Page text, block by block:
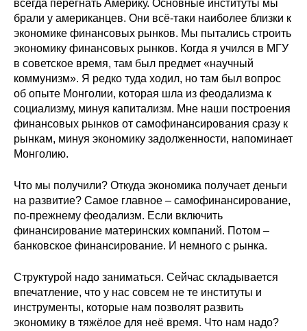
всегда перегнать Америку. Основные институты мы
брали у американцев. Они всё-таки наиболее близки к
экономике финансовых рынков. Мы пытались строить
экономику финансовых рынков. Когда я учился в МГУ
в советское время, там был предмет «научный
коммунизм». Я редко туда ходил, но там был вопрос
об опыте Монголии, которая шла из феодализма к
социализму, минуя капитализм. Мне наши построения
финансовых рынков от самофинансирования сразу к
рынкам, минуя экономику задолженности, напоминает
Монголию.
Что мы получили? Откуда экономика получает деньги
на развитие? Самое главное – самофинансирование,
по-прежнему феодализм. Если включить
финансирование материнских компаний. Потом –
банковское финансирование. И немного с рынка.
Структурой надо заниматься. Сейчас складывается
впечатление, что у нас совсем не те институты и
инструменты, которые нам позволят развить
экономику в тяжёлое для неё время. Что нам надо?